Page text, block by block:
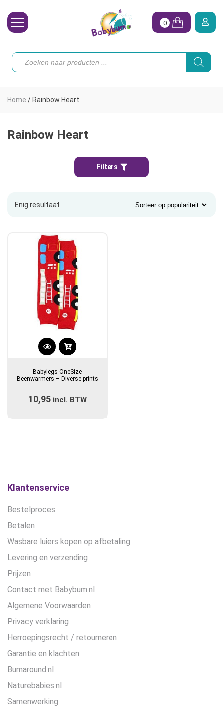
Toebehoren
Koopjes
0
Producten
zoeken
Home / Rainbow Heart
Rainbow Heart
Filters
Enig resultaat
Dit
heeft
variaties.
de
Babylegs OneSize
Beenwarmers – Diverse prints
10,95 incl. BTW
Klantenservice
Bestelproces
Betalen
Wasbare luiers kopen op afbetaling
Levering en verzending
Prijzen
Contact met Babybum.nl
Algemene Voorwaarden
Privacy verklaring
Herroepingsrecht / retourneren
Garantie en klachten
Bumaround.nl
Naturebabies.nl
Samenwerking